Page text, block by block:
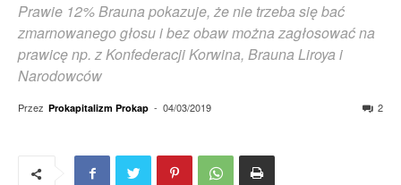
Prawie 12% Brauna pokazuje, że nie trzeba się bać
zmarnowanego głosu i bez obaw można zagłosować na
prawicę np. z Konfederacji Korwina, Brauna Liroya i
Narodowców
Przez Prokapitalizm Prokap - 04/03/2019 2